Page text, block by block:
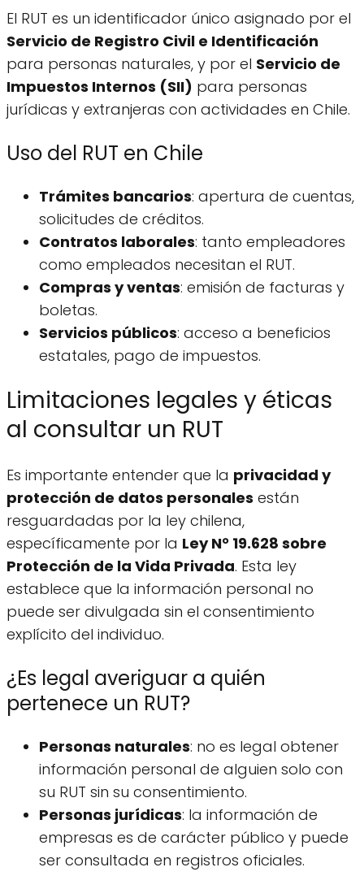
El RUT es un identificador único asignado por el
Servicio de Registro Civil e Identificación
para personas naturales, y por el Servicio de
Impuestos Internos (SII) para personas
jurídicas y extranjeras con actividades en Chile.
Uso del RUT en Chile
Trámites bancarios: apertura de cuentas,
solicitudes de créditos.
Contratos laborales: tanto empleadores
como empleados necesitan el RUT.
Compras y ventas: emisión de facturas y
boletas.
Servicios públicos: acceso a beneficios
estatales, pago de impuestos.
Limitaciones legales y éticas
al consultar un RUT
Es importante entender que la privacidad y
protección de datos personales están
resguardadas por la ley chilena,
específicamente por la Ley N° 19.628 sobre
Protección de la Vida Privada. Esta ley
establece que la información personal no
puede ser divulgada sin el consentimiento
explícito del individuo.
¿Es legal averiguar a quién
pertenece un RUT?
Personas naturales: no es legal obtener
información personal de alguien solo con
su RUT sin su consentimiento.
Personas jurídicas: la información de
empresas es de carácter público y puede
ser consultada en registros oficiales.